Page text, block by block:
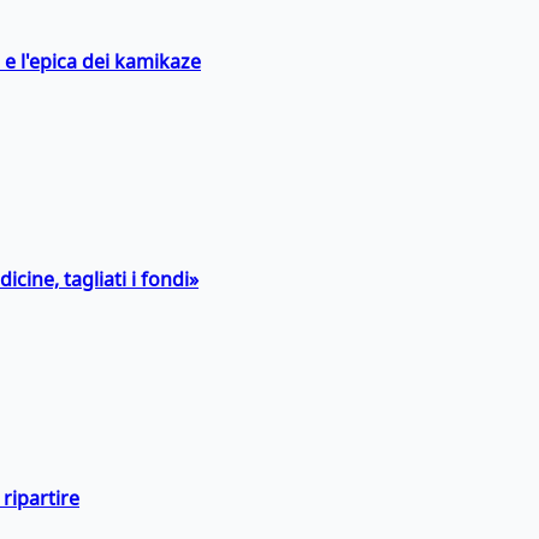
l'epica dei kamikaze
tagliati i fondi»
ripartire